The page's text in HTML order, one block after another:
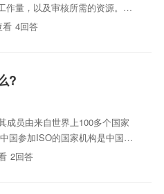
作量，以及审核所需的资源。必
和制定审核计划，以及组成审
看 4回答
?
成员由来自世界上100多个国家
国参加ISO的国家机构是中国国
国际电工委员会(IEC)有密切的
2回答